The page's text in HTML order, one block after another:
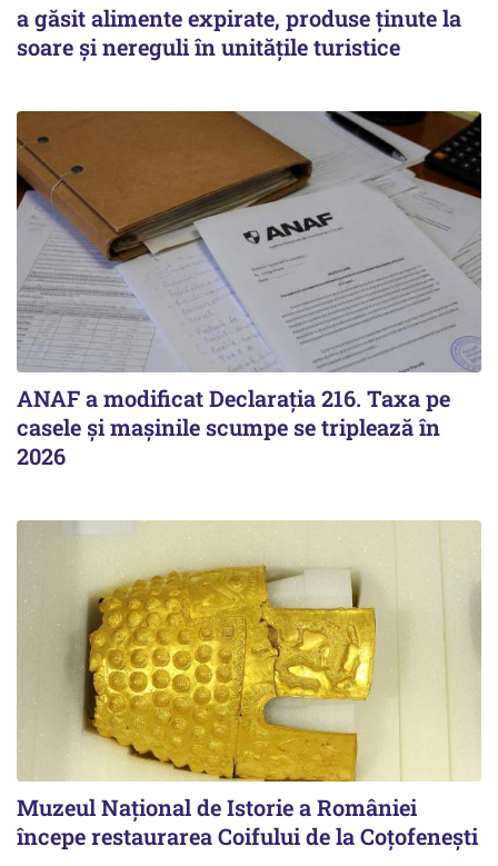
a găsit alimente expirate, produse ținute la
soare și nereguli în unitățile turistice
ANAF a modificat Declarația 216. Taxa pe
casele și mașinile scumpe se triplează în
2026
Muzeul Național de Istorie a României
începe restaurarea Coifului de la Coțofenești